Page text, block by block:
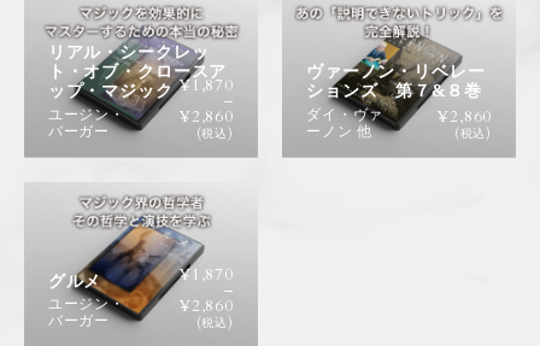
リアル・シークレッ
ト・オブ・クロースア
ップ・マジック
ユージン・
バーガー
¥1,870
–
¥2,860
(税込)
ヴァーノン・リベレー
ションズ 第７&８巻
ダイ・ヴァ
ーノン 他
¥2,860
(税込)
グルメ
ユージン・
バーガー
¥1,870
–
¥2,860
(税込)